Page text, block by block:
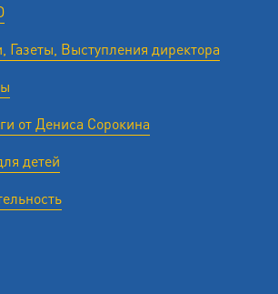
Газеты, Выступления директора
от Дениса Сорокина
детей